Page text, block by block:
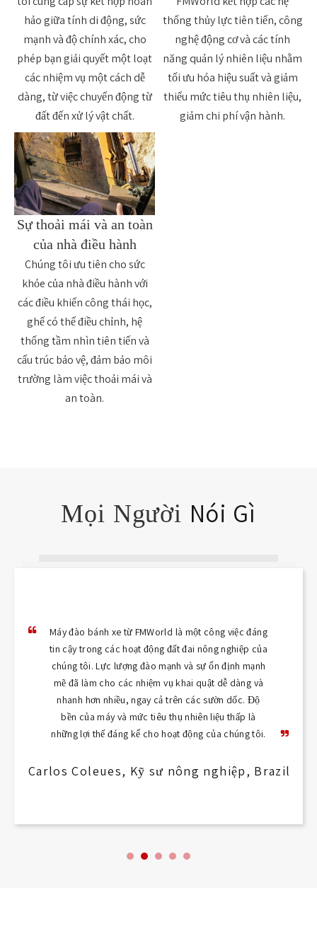
hảo giữa tính di động, sức
mạnh và độ chính xác, cho
phép bạn giải quyết một loạt
các nhiệm vụ một cách dễ
dàng, từ việc chuyển động từ
đất đến xử lý vật chất.
thống thủy lực tiên tiến, công
nghệ động cơ và các tính
năng quản lý nhiên liệu nhằm
tối ưu hóa hiệu suất và giảm
thiểu mức tiêu thụ nhiên liệu,
giảm chi phí vận hành.
Sự thoải mái và an toàn
của nhà điều hành
Chúng tôi ưu tiên cho sức
khỏe của nhà điều hành với
các điều khiển công thái học,
ghế có thể điều chỉnh, hệ
thống tầm nhìn tiên tiến và
cấu trúc bảo vệ, đảm bảo môi
trường làm việc thoải mái và
an toàn.
Mọi Người Nói Gì
Máy đào bánh xe từ FMWorld là một công việc đáng
tin cậy trong các hoạt động đất đai nông nghiệp của
chúng tôi. Lực lượng đào mạnh và sự ổn định mạnh
mẽ đã làm cho các nhiệm vụ khai quật dễ dàng và
nhanh hơn nhiều, ngay cả trên các sườn dốc. Độ
bền của máy và mức tiêu thụ nhiên liệu thấp là
những lợi thế đáng kể cho hoạt động của chúng tôi.
Carlos Coleues, Kỹ sư nông nghiệp, Brazil